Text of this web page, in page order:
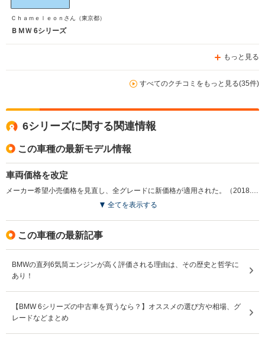
Ｃｈａｍｅｌｅｏｎさん （東京都）
ＢＭＷ 6シリーズ
もっと見る
すべてのクチコミをもっと見る(35件)
6シリーズに関する関連情報
この車種の最新モデル情報
車両価格を改定
全てを表示する
この車種の最新記事
BMWの直列6気筒エンジンが高く評価される理由は、その歴史と哲学に
あり！
【BMW 6シリーズの中古車を買うなら？】オススメの選び方や相場、グ
レードなどまとめ